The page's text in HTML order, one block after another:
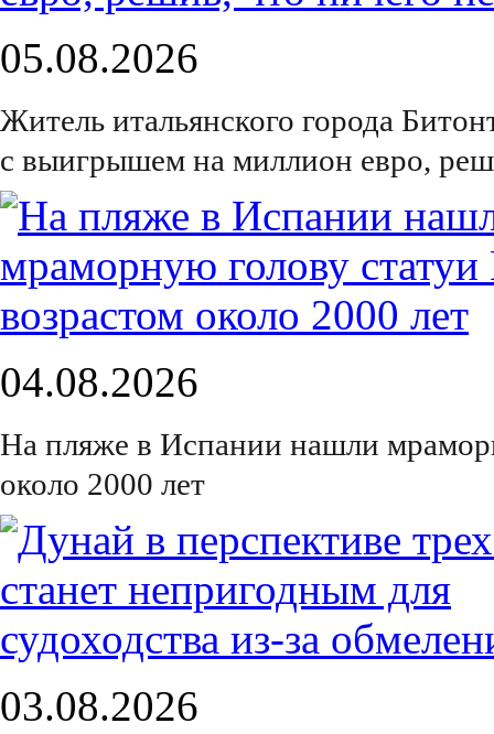
05.08.2026
Житель итальянского города
с выигрышем на миллион евро,
04.08.2026
На пляже в Испании нашли
около 2000 лет
03.08.2026